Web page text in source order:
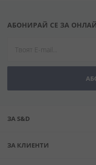
АБОНИРАЙ СЕ ЗА
ЗА S&D
ЗА КЛИЕНТИ